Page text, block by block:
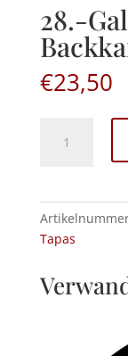
28.-
€23,50
Galizischer
Backkartoffel
Tapas